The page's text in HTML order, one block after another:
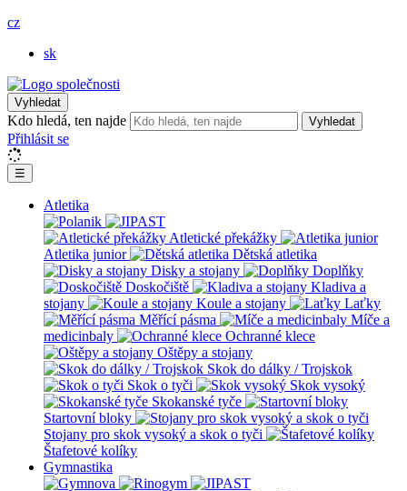
cz
sk
Vyhledat
Kdo hledá, ten najde Vyhledat
Přihlásit se
☰
Atletika
Atletické překážky
Atletika junior
Dětská atletika
Disky a stojany
Doplňky
Doskočiště
Kladiva a
stojany
Koule a stojany
Laťky
Měřící pásma
Míče a
medicinbaly
Ochranné klece
Oštěpy a stojany
Skok do dálky / Trojskok
Skok o tyči
Skok vysoký
Skokanské tyče
Startovní bloky
Stojany pro skok vysoký a skok o tyči
Štafetové kolíky
Gymnastika